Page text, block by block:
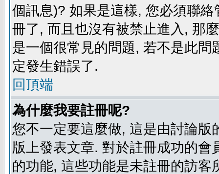
個訊息)? 如果是這樣, 您必須聯
冊了, 而且也沒有被禁止進入, 那
是一個很常見的問題, 若不是此
定發生錯誤了.
回頂端
為什麼我要註冊呢?
您不一定要這麼做, 這是由討論
版上發表文章. 對於註冊成功的
的功能, 這些功能是未註冊的訪